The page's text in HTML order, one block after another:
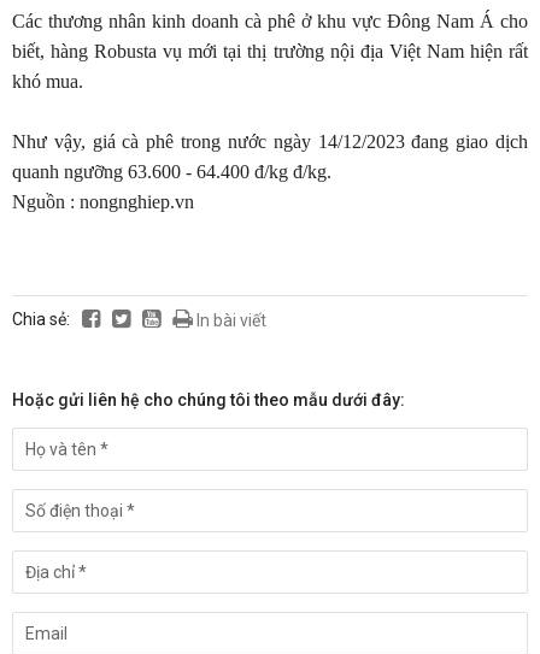
Các thương nhân kinh doanh cà phê ở khu vực Đông Nam Á cho
biết, hàng Robusta vụ mới tại thị trường nội địa Việt Nam hiện rất
khó mua.
Như vậy, giá cà phê trong nước ngày 14/12/2023 đang giao dịch
quanh ngưỡng 63.600 - 64.400 đ/kg đ/kg.
Nguồn : nongnghiep.vn
Chia sẻ: In bài viết
Hoặc gửi liên hệ cho chúng tôi theo mẫu dưới đây: